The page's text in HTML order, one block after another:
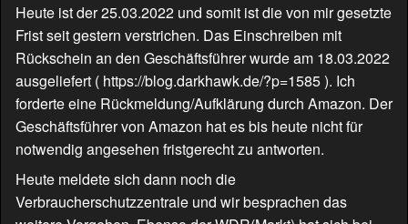
Heute ist der 25.03.2022 und somit ist die von mir gesetzte
Frist seit gestern verstrichen. Das Einschreiben mit
Rückschein an den Geschäftsführer wurde am 18.03.2022
ausgeliefert ( https://blog.darkhawk.de/?p=1585). Ich
forderte eine Rückmeldung/Aufklärung durch Amazon. Der
Geschäftsführer von Amazon hat es bis heute nicht für
notwendig angesehen fristgerecht zu antworten.
Heute meldete sich dann noch die
Verbraucherschutzzentrale und wir besprachen das